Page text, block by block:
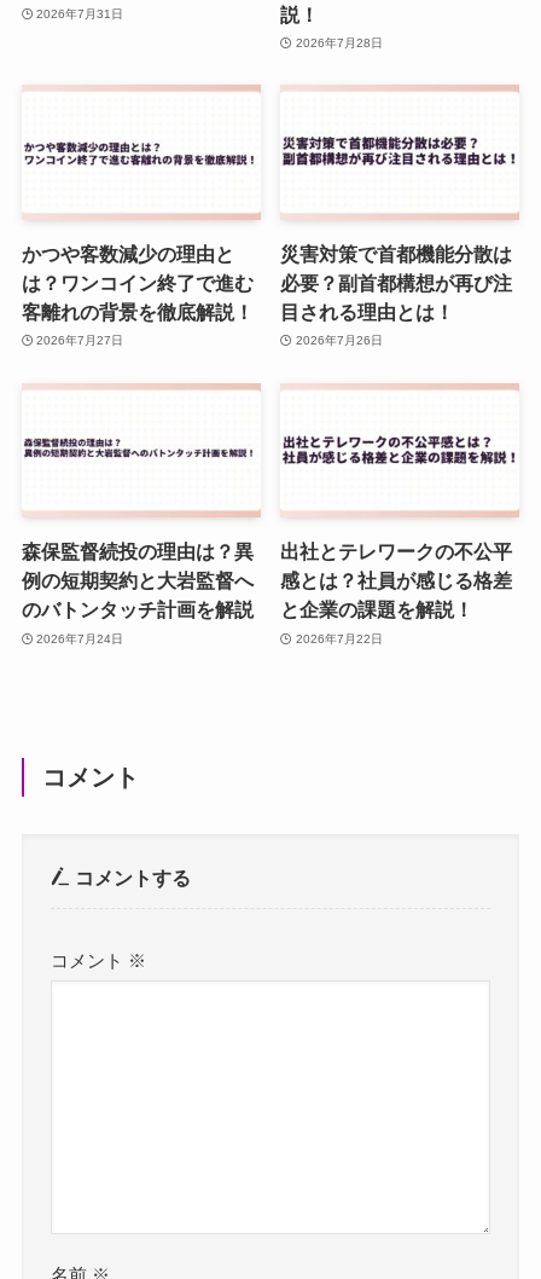
2026年7月31日
説！
2026年7月28日
かつや客数減少の理由と
は？ワンコイン終了で進む
客離れの背景を徹底解説！
2026年7月27日
災害対策で首都機能分散は
必要？副首都構想が再び注
目される理由とは！
2026年7月26日
森保監督続投の理由は？異
例の短期契約と大岩監督へ
のバトンタッチ計画を解説
2026年7月24日
出社とテレワークの不公平
感とは？社員が感じる格差
と企業の課題を解説！
2026年7月22日
コメント
コメントする
コメント ※